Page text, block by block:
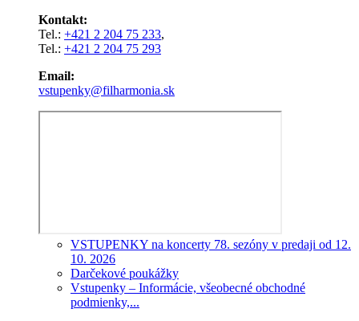
Kontakt:
Tel.: +421 2 204 75 233,
Tel.: +421 2 204 75 293
Email:
vstupenky@filharmonia.sk
VSTUPENKY na koncerty 78. sezóny v predaji od 12.
10. 2026
Darčekové poukážky
Vstupenky – Informácie, všeobecné obchodné
podmienky,...